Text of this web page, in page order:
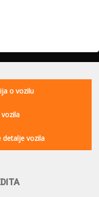
o vozilu
detalje vozila